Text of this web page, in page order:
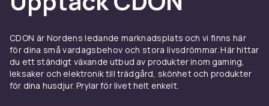
och skyddsmaterial
Presentpåsar är ett snabbt och stilrent
alternativ till traditionell paketinslagning. De
finns i många storlekar och material, från små
smyckesbågar till stora shoppingpåsar i
kraftigt material. Presentlådor med lock ger en
CDON är Nordens ledande marknadsplats och vi finns här
för dina små vardagsbehov och stora livsdrömmar. Här hittar
du ett ständigt växande utbud av produkter inom gaming,
leksaker och elektronik till trädgård, skönhet och produkter
för dina husdjur. Prylar för livet helt enkelt.